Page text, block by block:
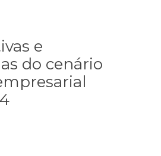
e
do cenário